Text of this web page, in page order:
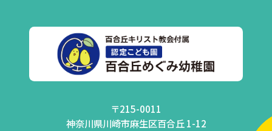
〒215-0011
神奈川県川崎市麻生区百合丘 1-12